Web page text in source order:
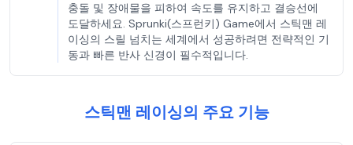
충돌 및 장애물을 피하여 속도를 유지하고 결승선에
도달하세요. Sprunki(스프런키) Game에서 스틱맨 레
이싱의 스릴 넘치는 세계에서 성공하려면 전략적인 기
동과 빠른 반사 신경이 필수적입니다.
스틱맨 레이싱의 주요 기능